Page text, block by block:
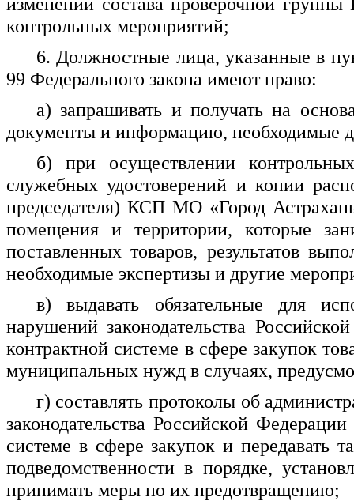
контрольных мероприятий;
6. Должностные лица, указанные в
99 Федерального закона имеют право:
а) запрашивать и получать на
документы и информацию, необходимые
б) при осуществлении
служебных удостоверений и копии
председателя) КСП МО «Город
помещения и территории, которые
поставленных товаров, результатов
необходимые экспертизы и другие
в) выдавать обязательные для
нарушений законодательства
контрактной системе в сфере закупок
муниципальных нужд в случаях,
г) составлять протоколы об
законодательства Российской
системе в сфере закупок и передавать
подведомственности в порядке,
принимать меры по их предотвращению;